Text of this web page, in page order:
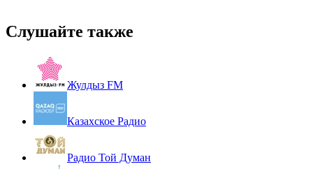
Слушайте также
Жулдыз FM
Казахское Радио
Радио Той Думан